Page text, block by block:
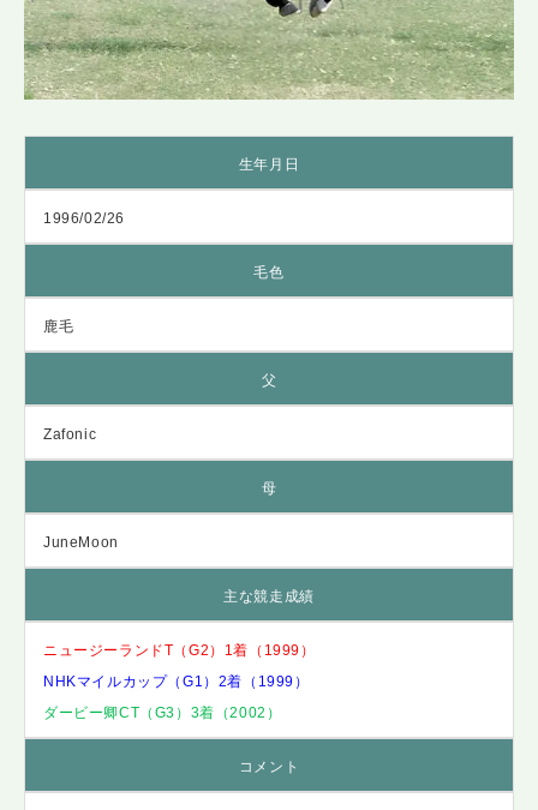
生年月日
1996/02/26
毛色
鹿毛
父
Zafonic
母
JuneMoon
主な競走成績
ニュージーランドT（G2）1着（1999）
NHKマイルカップ（G1）2着（1999）
ダービー卿CT（G3）3着（2002）
コメント